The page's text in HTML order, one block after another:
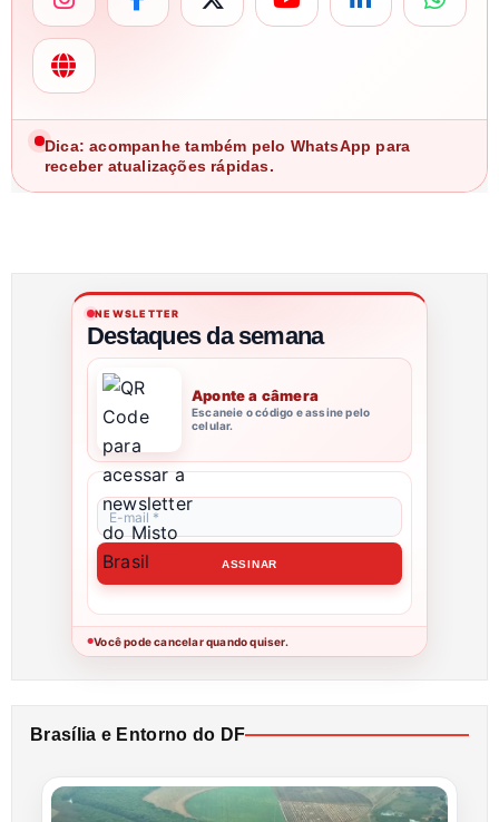
Dica: acompanhe também pelo WhatsApp para
receber atualizações rápidas.
NEWSLETTER
Destaques da semana
Aponte a câmera
Escaneie o código e assine pelo
celular.
●Você pode cancelar quando quiser.
Brasília e Entorno do DF